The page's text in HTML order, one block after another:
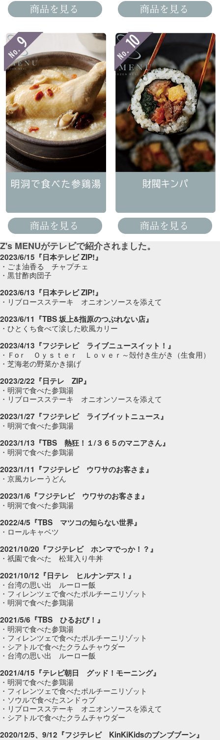
Z's MENUがテレビで紹介されました。
2023/6/15『日本テレビ ZIP!』
・ごま油香る チャプチェ
・黒甘酢肉団子
2023/6/13『日本テレビ ZIP!』
・リブロースステーキ オニオンソースを添えて
2023/6/11『TBS 坂上&指原のつぶれない店』
・ひとくち食べて涙した欧風カリー
2023/4/13『フジテレビ ライブニュースイット！』
・Ｆоｒ Ｏｙｓｔｅｒ Ｌｏｖｅｒ～殻付き生がき（生食用）
・芝海老の野菜かき揚げ
2023/2/22『日テレ ZIP』
・明洞で食べた参鶏湯
・リブロースステーキ オニオンソースを添えて
2023/1/27『フジテレビ ライブイットニュース』
・明洞で食べた参鶏湯
2023/1/13『TBS 熱狂！１/３６５のマニアさん』
・明洞で食べた参鶏湯
2023/1/11『フジテレビ ウワサのお客さま』
・京風カレーうどん
2023/1/6『フジテレビ ウワサのお客さま』
・明洞で食べた参鶏湯
2022/4/5『TBS マツコの知らない世界』
・ロールキャベツ
2021/10/20『フジテレビ ホンマでっか！？』
・祇園で食べた 松茸入り牛丼
2021/10/12『日テレ ヒルナンデス！』
・台湾の思い出 ルーロー飯
・フィレンツェで食べたポルチーニリゾット
・明洞で食べた参鶏湯
2021/5/6『TBS ひるおび！』
・明洞で食べた参鶏湯
・フィレンツェで食べたポルチーニリゾット
・シアトルで食べたクラムチャウダー
・台湾の思い出 ルーロー飯
2021/4/15『テレビ朝日 グッド！モーニング』
・明洞で食べた参鶏湯
・フィレンツェで食べたポルチーニリゾット
・ソウルで食べたスンドゥブ
・リブロースステーキ オニオンソースを添えて
・シアトルで食べたクラムチャウダー
2020/12/5、9/12『フジテレビ KinKiKidsのブンブブーン』